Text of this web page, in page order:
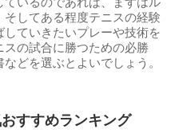
してある程度テニスの経験
ていきたいプレーや技術を
の試合に勝つための必勝
どを選ぶとよいでしょう。
すすめランキング